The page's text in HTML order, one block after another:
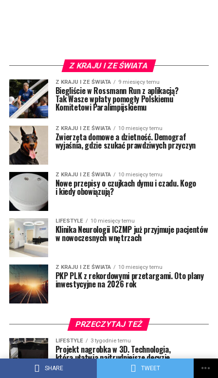
SHARE TWEET
Z KRAJU I ZE ŚWIATA
Z KRAJU I ZE ŚWIATA 9 miesięcy temu
Biegliście w Rossmann Run z aplikacją?
Tak Wasze wpłaty pomogły Polskiemu
Komitetowi Paralimpijskiemu
Z KRAJU I ZE ŚWIATA 10 miesięcy temu
Zwierzęta domowe a dzietność. Demograf
wyjaśnia, gdzie szukać prawdziwych przyczyn
Z KRAJU I ZE ŚWIATA 10 miesięcy temu
Nowe przepisy o czujkach dymu i czadu. Kogo
i kiedy obowiązują?
LIFESTYLE 10 miesięcy temu
Klinika Neurologii ICZMP już przyjmuje pacjentów
w nowoczesnych wnętrzach
Z KRAJU I ZE ŚWIATA 10 miesięcy temu
PKP PLK z rekordowymi przetargami. Oto plany
inwestycyjne na 2026 rok
PRZECZYTAJ TEŻ
LIFESTYLE 3 tygodnie temu
Projekt nagrobka w 3D. Technologia,
która ułatwia najtrudniejsze decyzje